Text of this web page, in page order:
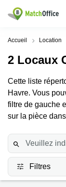
Rechercher /
Pages
produits
Bureau
Centre
Coworking
Salles
de
réunion
Villes
Paris
Lille
Bordeaux
Marseille
Nantes
Recherches
Centres
d'affaires
bureau
Lille
Paris
Aide
Qui sommes-nous?
Publier un
Prix
Connexion
Accueil Location
2 Locaux
Cette liste
Havre. Vous
filtre de gauche
sur la pièce
Filtres